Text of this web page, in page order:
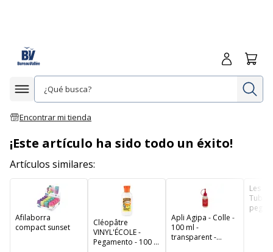
Afficher la navigation
Encontrar mi tienda
Iniciar
¡Este artículo ha sido todo un éxito!
Artículos similares:
Afilaborra
compact sunset
Cléopâtre
VINYL'ÉCOLE -
Pegamento - 100 g
Apli Agipa - Colle -
100 ml -
transparent -
Les
Tubos